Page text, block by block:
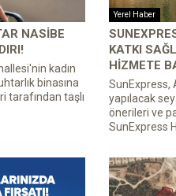
NASIBE
kadın
binasına
tarafından taşlı
Yerel Haber
KATKI
HIZMETE
SunExpress,
yapılacak
önerileri ve
SunExpress